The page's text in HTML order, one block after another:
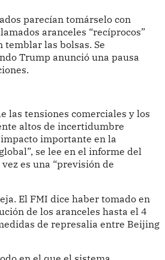
parecían tomárselo con
aranceles “recíprocos”
las bolsas. Se
Trump anunció una pausa
las tensiones comerciales y los
altos de incertidumbre
importante en la
se lee en el informe del
es una “previsión de
El FMI dice haber tomado en
de los aranceles hasta el 4
de represalia entre Beijing